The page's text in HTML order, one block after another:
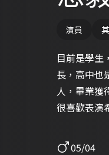
演員
目前是學生
長，高中也
人，畢業獲
很喜歡表演
05/04